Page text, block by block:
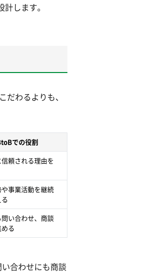
します。
わるよりも、
での役割
頼される理由を
事業活動を継続
い合わせ、商談
る
合わせにも商談